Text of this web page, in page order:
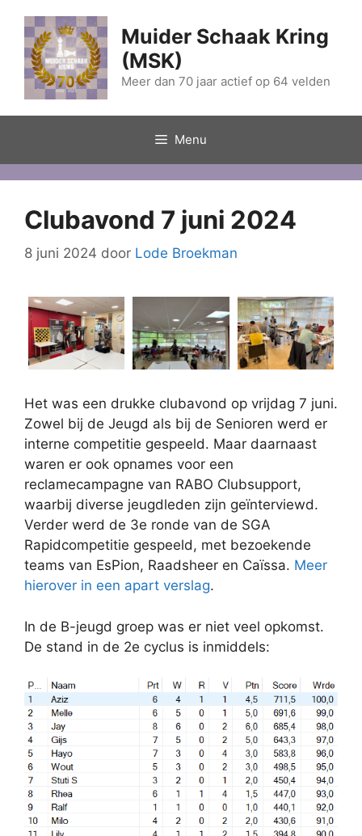
naar
inhoud
Muider Schaak Kring
(MSK)
Meer dan 70 jaar actief op 64 velden
Menu
Clubavond 7 juni 2024
8 juni 2024 door Lode Broekman
Het was een drukke clubavond op vrijdag 7 juni.
Zowel bij de Jeugd als bij de Senioren werd er
interne competitie gespeeld. Maar daarnaast
waren er ook opnames voor een
reclamecampagne van RABO Clubsupport,
waarbij diverse jeugdleden zijn geïnterviewd.
Verder werd de 3e ronde van de SGA
Rapidcompetitie gespeeld, met bezoekende
teams van EsPion, Raadsheer en Caïssa. Meer
hierover in een apart verslag.
In de B-jeugd groep was er niet veel opkomst.
De stand in de 2e cyclus is inmiddels: